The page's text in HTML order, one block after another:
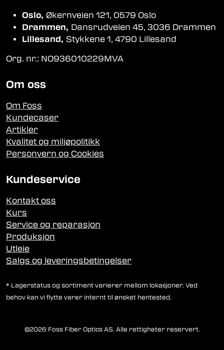
Oslo, Økernveien 121, 0579 Oslo
Drammen, Dansrudveien 45, 3036 Drammen
Lillesand, Stykkene 1, 4790 Lillesand
Org. nr.: NO936010229MVA
Om oss
Om Foss
Kundecaser
Artikler
Kvalitet og miljøpolitikk
Personvern og Cookies
Kundeservice
Kontakt oss
Kurs
Service og reparasjon
Produksjon
Utleie
Salgs og leveringsbetingelser
* Lagerstatus og sortiment varierer mellom lokasjoner. Ved
behov kan vi flytte varer internt til ønsket hentested.
©2026 Foss Fiber Optics AS. Alle rettigheter reservert.